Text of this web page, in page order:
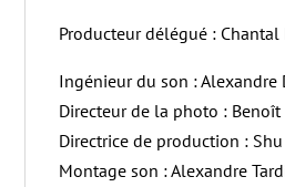
Producteur délégué : Chantal
Ingénieur du son : Alexandre
Directeur de la photo :
Directrice de production :
Montage son : Alexandre